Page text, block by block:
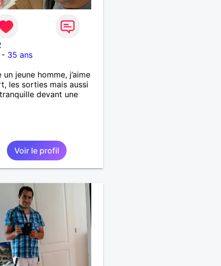
- 35 ans
un jeune homme, j’aime
les sorties mais aussi
devant une
Voir le profil